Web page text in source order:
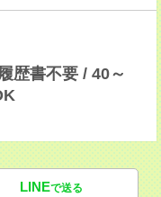
歴書不要 / 40～
LINEで送る